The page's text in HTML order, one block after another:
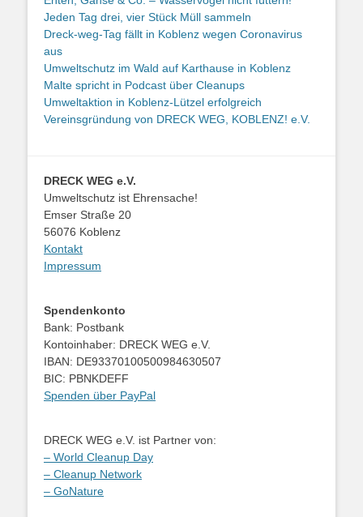
Jeden Tag drei, vier Stück Müll sammeln
Dreck-weg-Tag fällt in Koblenz wegen Coronavirus
aus
Umweltschutz im Wald auf Karthause in Koblenz
Malte spricht in Podcast über Cleanups
Umweltaktion in Koblenz-Lützel erfolgreich
Vereinsgründung von DRECK WEG, KOBLENZ! e.V.
DRECK WEG e.V.
Umweltschutz ist Ehrensache!
Emser Straße 20
56076 Koblenz
Kontakt
Impressum
Spendenkonto
Bank: Postbank
Kontoinhaber: DRECK WEG e.V.
IBAN: DE93370100500984630507
BIC: PBNKDEFF
Spenden über PayPal
DRECK WEG e.V. ist Partner von:
– World Cleanup Day
– Cleanup Network
– GoNature